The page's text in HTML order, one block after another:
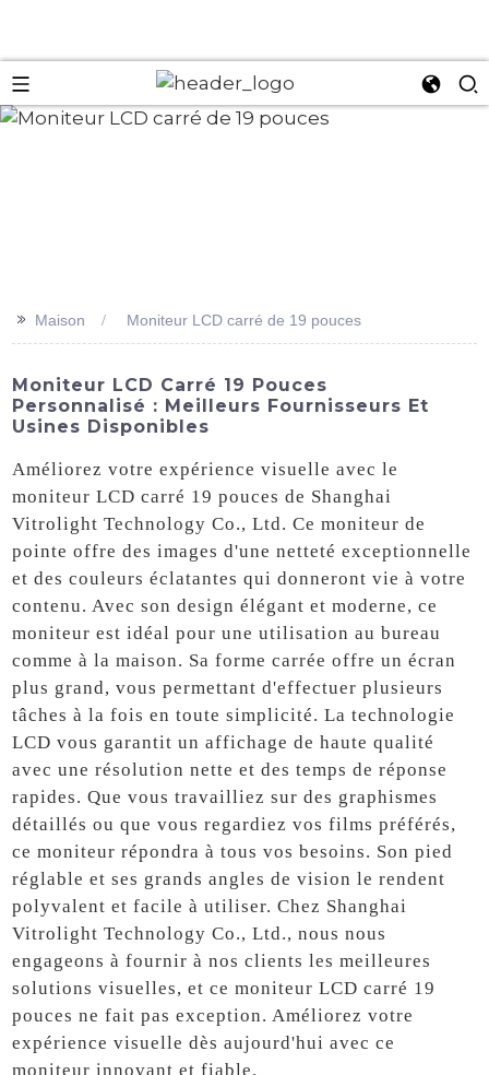
>> Maison Moniteur LCD carré de 19 pouces
Moniteur LCD Carré 19 Pouces
Personnalisé : Meilleurs Fournisseurs Et
Usines Disponibles
Améliorez votre expérience visuelle avec le
moniteur LCD carré 19 pouces de Shanghai
Vitrolight Technology Co., Ltd. Ce moniteur de
pointe offre des images d'une netteté exceptionnelle
et des couleurs éclatantes qui donneront vie à votre
contenu. Avec son design élégant et moderne, ce
moniteur est idéal pour une utilisation au bureau
comme à la maison. Sa forme carrée offre un écran
plus grand, vous permettant d'effectuer plusieurs
tâches à la fois en toute simplicité. La technologie
LCD vous garantit un affichage de haute qualité
avec une résolution nette et des temps de réponse
rapides. Que vous travailliez sur des graphismes
détaillés ou que vous regardiez vos films préférés,
ce moniteur répondra à tous vos besoins. Son pied
réglable et ses grands angles de vision le rendent
polyvalent et facile à utiliser. Chez Shanghai
Vitrolight Technology Co., Ltd., nous nous
engageons à fournir à nos clients les meilleures
solutions visuelles, et ce moniteur LCD carré 19
pouces ne fait pas exception. Améliorez votre
expérience visuelle dès aujourd'hui avec ce
moniteur innovant et fiable.